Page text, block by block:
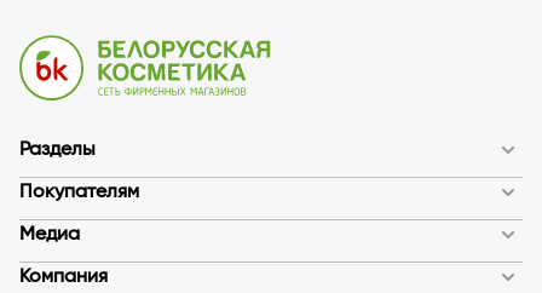
Разделы
Покупателям
Медиа
Компания